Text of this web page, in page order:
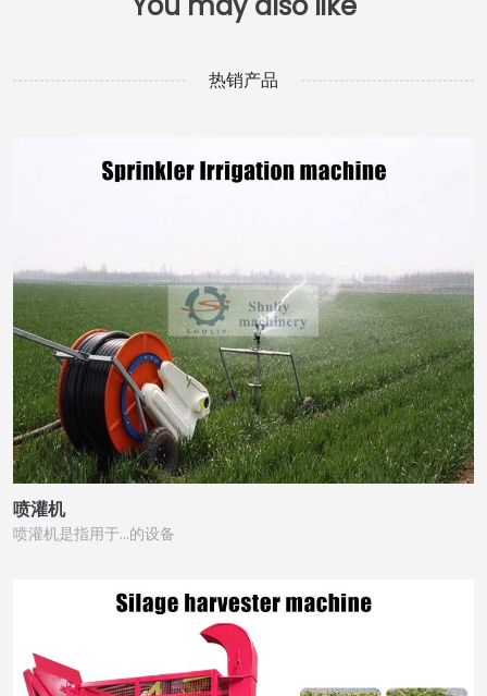
热销产品
喷灌机
喷灌机是指用于…的设备